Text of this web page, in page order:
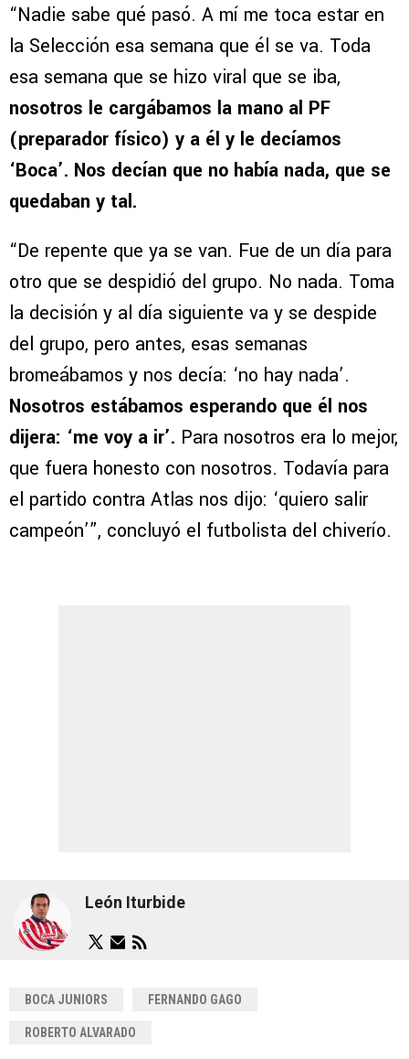
“Nadie sabe qué pasó. A mí me toca estar en
la Selección esa semana que él se va. Toda
esa semana que se hizo viral que se iba,
nosotros le cargábamos la mano al PF
(preparador físico) y a él y le decíamos
‘Boca’. Nos decían que no había nada, que se
quedaban y tal.
“De repente que ya se van. Fue de un día para
otro que se despidió del grupo. No nada. Toma
la decisión y al día siguiente va y se despide
del grupo, pero antes, esas semanas
bromeábamos y nos decía: ‘no hay nada’.
Nosotros estábamos esperando que él nos
dijera: ‘me voy a ir’. Para nosotros era lo mejor,
que fuera honesto con nosotros. Todavía para
el partido contra Atlas nos dijo: ‘quiero salir
campeón’”, concluyó el futbolista del chiverío.
León Iturbide
BOCA JUNIORS FERNANDO GAGO
ROBERTO ALVARADO